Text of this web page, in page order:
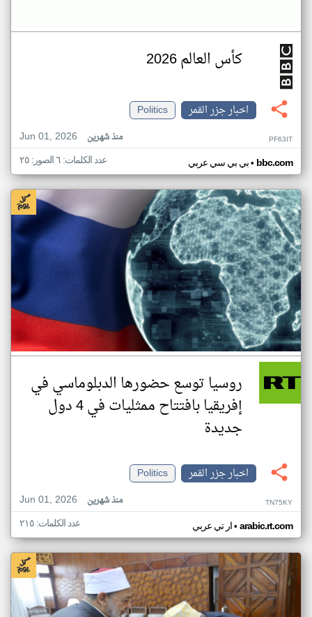
كأس العالم 2026
اخبار جزر القمر
Politics
Jun 01, 2026
منذ شهرين PF63IT
بي بي سي عربي• bbc.com عدد الكلمات: ٦ الصور: ٢٥
روسيا توسع حضورها الدبلوماسي في
إفريقيا بافتتاح ممثليات في 4 دول
جديدة
اخبار جزر القمر
Politics
Jun 01, 2026
منذ شهرين TN75KY
ار تي عربي• arabic.rt.com عدد الكلمات: ٢١٥